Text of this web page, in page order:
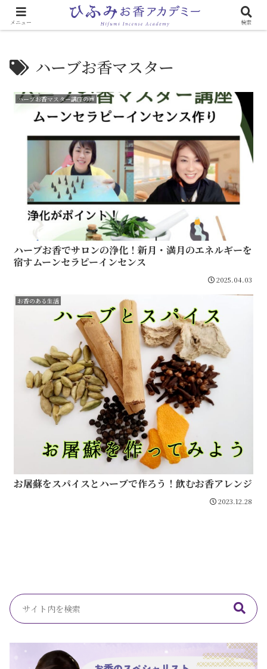
心と体に効く「お香のある生活」
ハーブお香マスター
ハーブお香マスター講座の声
ハーブお香でサロンの浄化！新月・満月のエネルギーを
宿すムーンセラピーインセンス
2025.04.03
お香のある生活
お屠蘇をスパイスとハーブで作ろう！飲むお香アレンジ
2023.12.28
メニュー 検索